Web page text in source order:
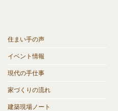
住まい手の声
イベント情報
現代の手仕事
家づくりの流れ
建築現場ノート